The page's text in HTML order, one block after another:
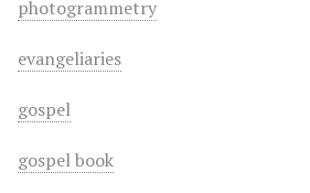
photogrammetry
evangeliaries
gospel
gospel book